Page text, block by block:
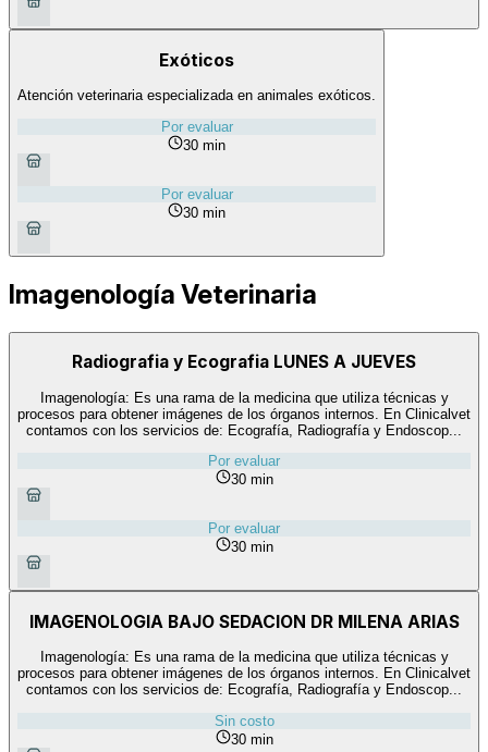
Exóticos
Atención veterinaria especializada en animales exóticos.
Por evaluar
30 min
Por evaluar
30 min
Imagenología Veterinaria
Radiografia y Ecografia LUNES A JUEVES
Imagenología: Es una rama de la medicina que utiliza técnicas y
procesos para obtener imágenes de los órganos internos. En Clinicalvet
contamos con los servicios de: Ecografía, Radiografía y Endoscop...
Por evaluar
30 min
Por evaluar
30 min
IMAGENOLOGIA BAJO SEDACION DR MILENA ARIAS
Imagenología: Es una rama de la medicina que utiliza técnicas y
procesos para obtener imágenes de los órganos internos. En Clinicalvet
contamos con los servicios de: Ecografía, Radiografía y Endoscop...
Sin costo
30 min